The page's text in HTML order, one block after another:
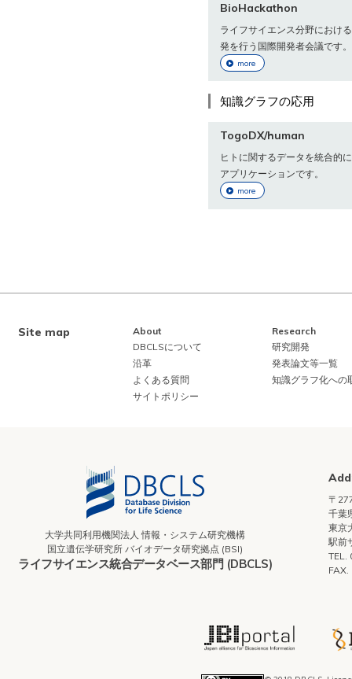
BioHackathon
ライフサイエンス分野におけ
発を行う国際開発者会議です。
more
知識グラフの応用
TogoDX/human
ヒトに関するデータを統合的
アプリケーションです。
more
Site map
About
DBCLSについて
沿革
よくある質問
サイトポリシー
Research
研究開発
発表論文等一覧
知識グラフ化への
大学共同利用機関法人 情報・システム研究機構
国立遺伝学研究所 バイオデータ研究拠点 (BSI)
ライフサイエンス統合データベース部門 (DBCLS)
〒
千葉
東京
駅前
TEL.